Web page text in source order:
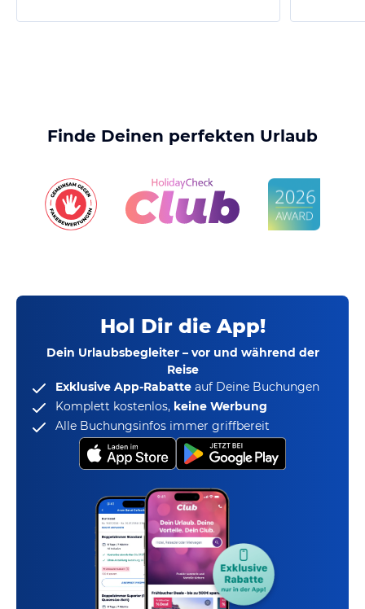
Finde Deinen perfekten Urlaub
Hol Dir die App!
Dein Urlaubsbegleiter – vor und während der
Reise
Exklusive App-Rabatte auf Deine Buchungen
Komplett kostenlos, keine Werbung
Alle Buchungsinfos immer griffbereit